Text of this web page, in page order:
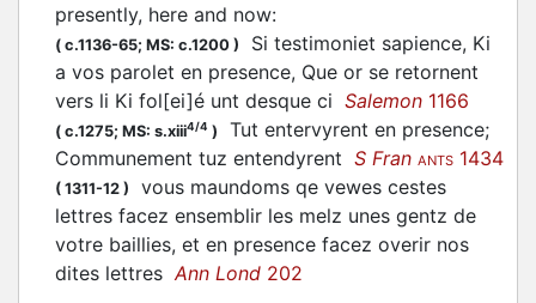
presently, here and now:
( c.1136-65; MS: c.1200 )
Si testimoniet sapience, Ki
a vos parolet en presence, Que or se retornent
vers li Ki fol[ei]é unt desque ci Salemon 1166
( c.1275; MS: s.xiii4/4 )
Tut entervyrent en presence;
Communement tuz entendyrent S Fran ANTS 1434
( 1311-12 )
vous maundoms qe vewes cestes
lettres facez ensemblir les melz unes gentz de
votre baillies, et en presence facez overir nos
dites lettresAnn Lond 202